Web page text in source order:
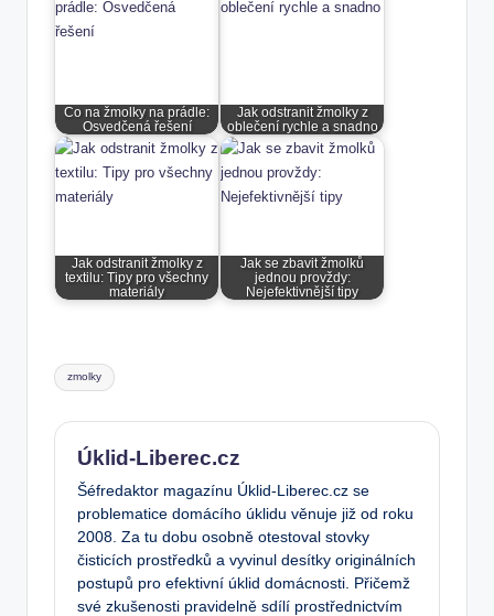
Co na žmolky na prádle:
Osvedčená řešení
Jak odstranit žmolky z
oblečení rychle a snadno
Jak odstranit žmolky z
textilu: Tipy pro všechny
materiály
Jak se zbavit žmolků
jednou provždy:
Nejefektivnější tipy
Tags:
zmolky
Úklid-Liberec.cz
Šéfredaktor magazínu Úklid-Liberec.cz se
problematice domácího úklidu věnuje již od roku
2008. Za tu dobu osobně otestoval stovky
čisticích prostředků a vyvinul desítky originálních
postupů pro efektivní úklid domácnosti. Přičemž
své zkušenosti pravidelně sdílí prostřednictvím